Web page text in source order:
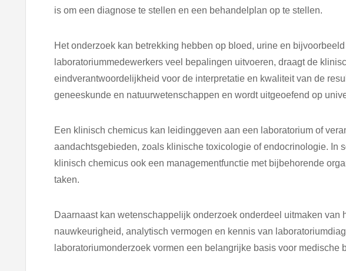
is om een diagnose te stellen en een behandelplan op te stellen.
Het onderzoek kan betrekking hebben op bloed, urine en
laboratoriummedewerkers veel bepalingen uitvoeren, draagt de
eindverantwoordelijkheid voor de interpretatie en kwaliteit van de
geneeskunde en natuurwetenschappen en wordt uitgeoefend op
Een klinisch chemicus kan leidinggeven aan een laboratorium of
aandachtsgebieden, zoals klinische toxicologie of endocrinologie. In
klinisch chemicus ook een managementfunctie met bijbehorende
taken.
Daarnaast kan wetenschappelijk onderzoek onderdeel uitmaken van
nauwkeurigheid, analytisch vermogen en kennis van
laboratoriumonderzoek vormen een belangrijke basis voor medische